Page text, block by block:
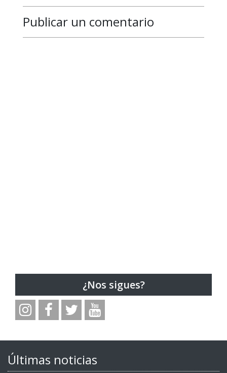
Publicar un comentario
¿Nos sigues?
Últimas noticias